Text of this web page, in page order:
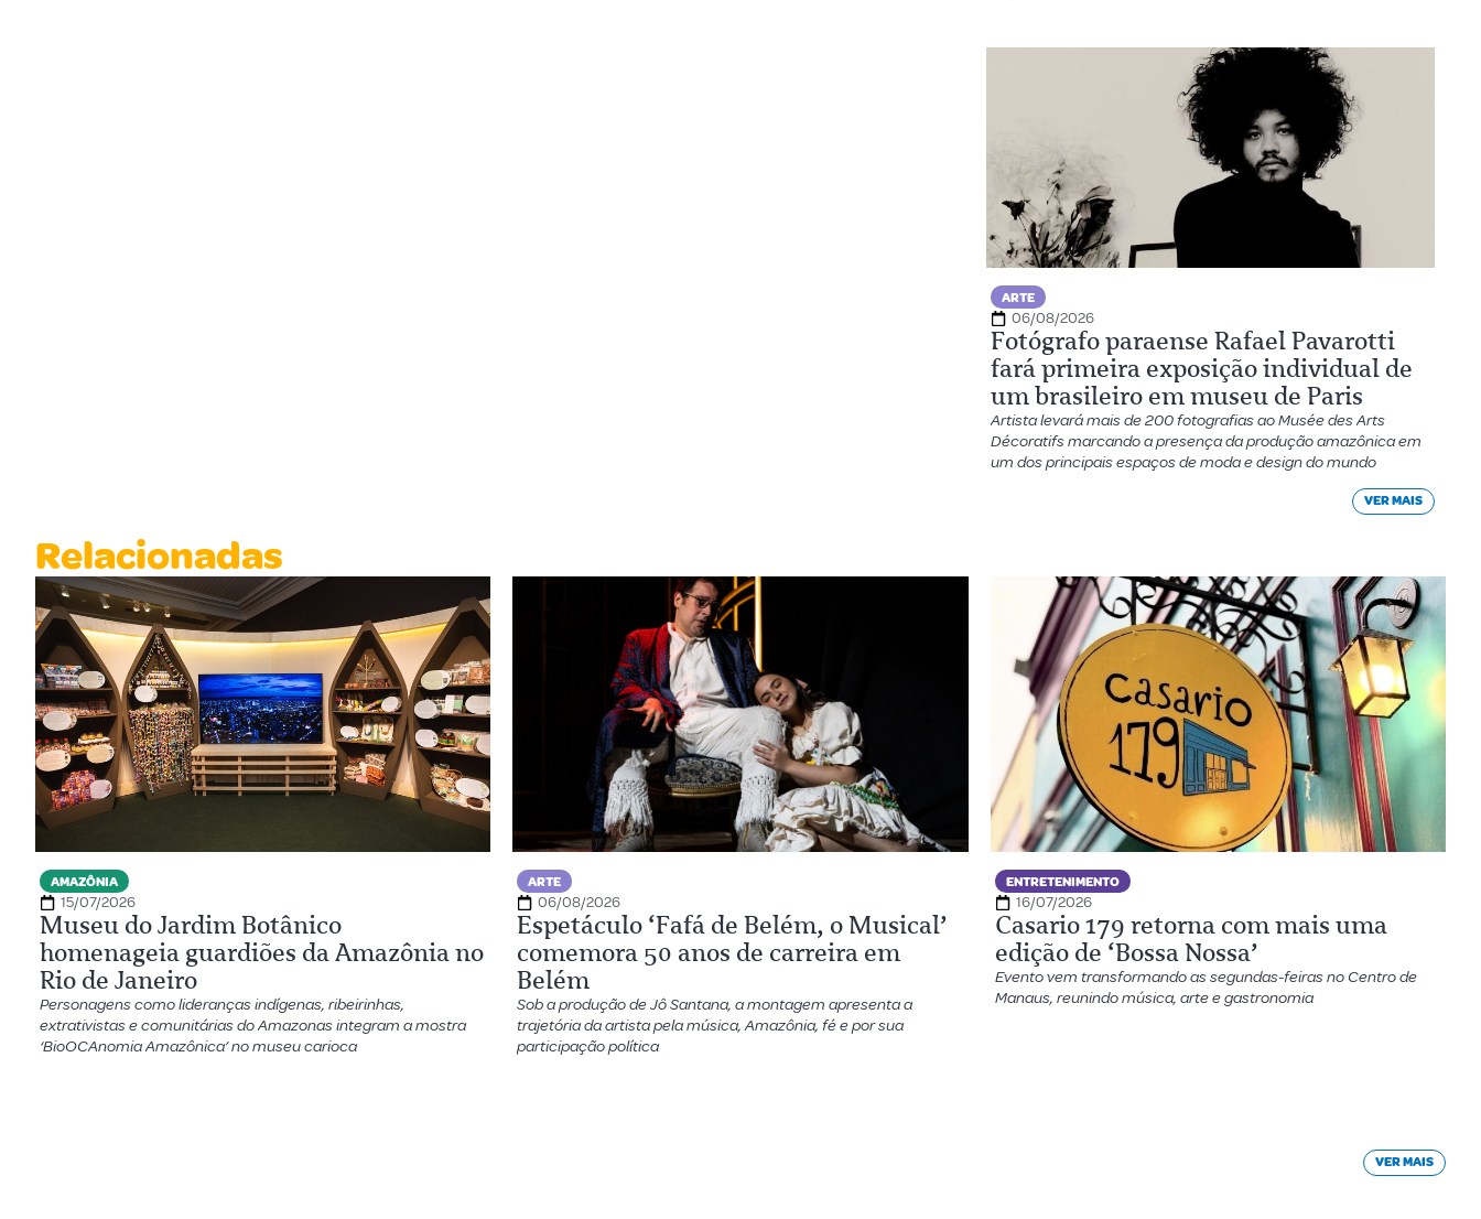
ARTE
06/08/2026
Fotógrafo paraense Rafael Pavarotti
fará primeira exposição individual de
um brasileiro em museu de Paris
Artista levará mais de 200 fotografias ao Musée des Arts
Décoratifs marcando a presença da produção amazônica em
um dos principais espaços de moda e design do mundo
VER MAIS
Relacionadas
AMAZÔNIA
15/07/2026
Museu do Jardim Botânico
homenageia guardiões da Amazônia no
Rio de Janeiro
Personagens como lideranças indígenas, ribeirinhas,
extrativistas e comunitárias do Amazonas integram a mostra
‘BioOCAnomia Amazônica’ no museu carioca
ARTE
06/08/2026
Espetáculo ‘Fafá de Belém, o Musical’
comemora 50 anos de carreira em
Belém
Sob a produção de Jô Santana, a montagem apresenta a
trajetória da artista pela música, Amazônia, fé e por sua
participação política
ENTRETENIMENTO
16/07/2026
Casario 179 retorna com mais uma
edição de ‘Bossa Nossa’
Evento vem transformando as segundas-feiras no Centro de
Manaus, reunindo música, arte e gastronomia
VER MAIS